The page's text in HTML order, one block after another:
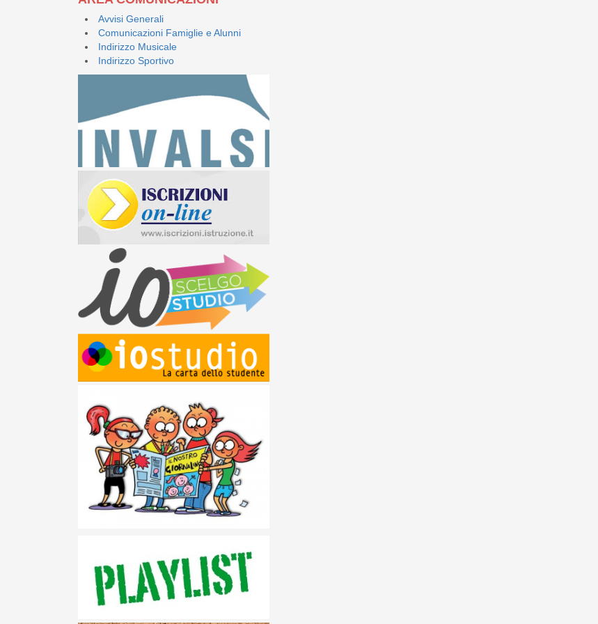
Avvisi Generali
Comunicazioni Famiglie e Alunni
Indirizzo Musicale
Indirizzo Sportivo